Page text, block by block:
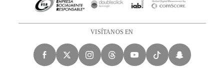
VISÍTANOS EN